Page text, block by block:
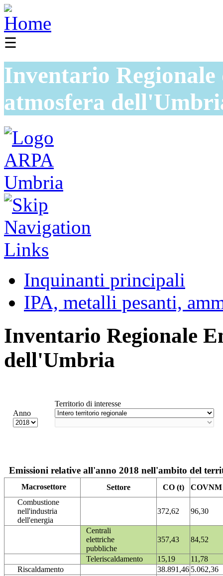
☰
Inventario
atmosfera
Inquinanti principali
IPA, metalli pesanti,
Inventario Regionale
dell'Umbria
Anno
Territorio di interesse
Emissioni relative all'anno 2018 nell'ambito del
Macrosettore Settore CO (t)
COVNM
Combustione
nell'industria
dell'energia
372,62 96,30
Centrali
elettriche
pubbliche
357,43 84,52
Teleriscaldamento 15,19
11,78
Riscaldamento
38.891,46 5.062,36